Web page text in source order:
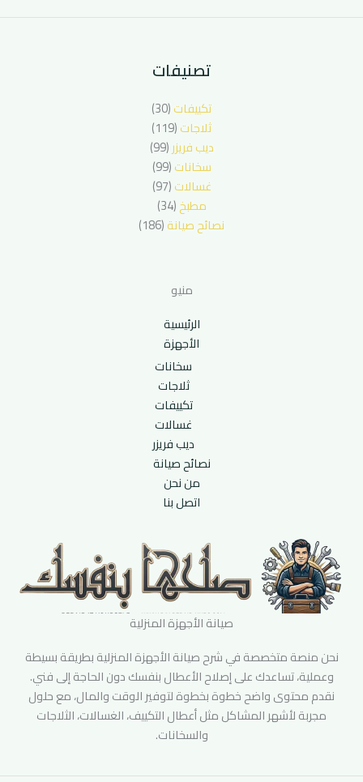
تصنيفات
تكييفات(30)
ثلاجات(119)
ديب فريزر(99)
سخانات(99)
غسالات(97)
مطبخ(34)
نصائح صيانة(186)
منيو
الرئيسية
الأجهزة
سخانات
ثلاجات
تكييفات
غسالات
ديب فريزر
نصائح صيانة
من نحن
اتصل بنا
صيانة الأجهزة المنزلية
نحن منصة متخصصة في شرح صيانة الأجهزة المنزلية بطريقة بسيطة
وعملية، تساعدك على إصلاح الأعطال بنفسك دون الحاجة إلى فني.
نقدم محتوى واضح خطوة بخطوة لتوفير الوقت والمال، مع حلول
مجربة لأشهر المشاكل مثل أعطال التكييف، الغسالات، الثلاجات
والسخانات.